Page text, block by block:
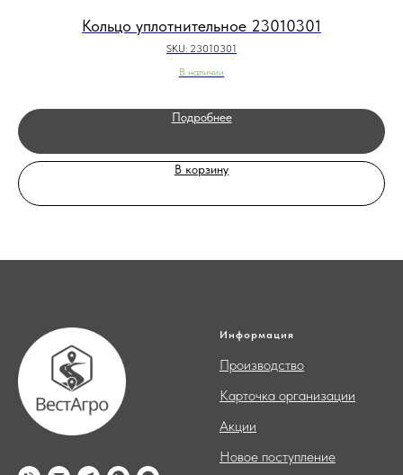
Кольцо уплотнительное 23010301
SKU: 23010301
В наличии
Подробнее
В корзину
Информация
Производство
Карточка организации
Акции
Новое поступление